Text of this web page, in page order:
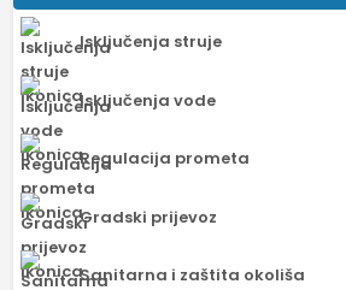
Isključenja struje
Isključenja vode
Regulacija prometa
Gradski prijevoz
Sanitarna i zaštita okoliša